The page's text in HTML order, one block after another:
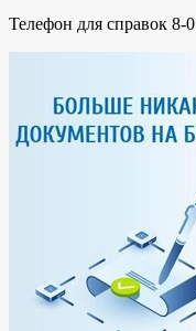
Телефон для справок 8-